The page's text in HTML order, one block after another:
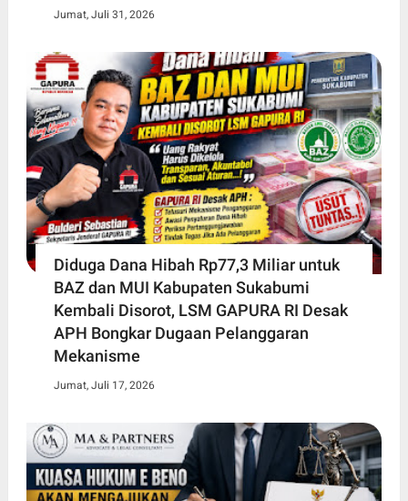
Jumat, Juli 31, 2026
Diduga Dana Hibah Rp77,3 Miliar untuk
BAZ dan MUI Kabupaten Sukabumi
Kembali Disorot, LSM GAPURA RI Desak
APH Bongkar Dugaan Pelanggaran
Mekanisme
Jumat, Juli 17, 2026